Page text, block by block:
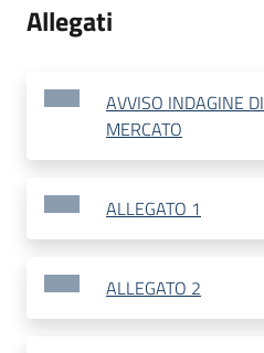
Allegati
AVVISO INDAGINE DI
MERCATO
ALLEGATO 1
ALLEGATO 2